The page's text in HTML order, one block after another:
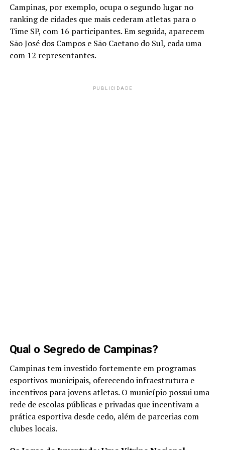
Campinas, por exemplo, ocupa o segundo lugar no
ranking de cidades que mais cederam atletas para o
Time SP, com 16 participantes. Em seguida, aparecem
São José dos Campos e São Caetano do Sul, cada uma
com 12 representantes.
PUBLICIDADE
Qual o Segredo de Campinas?
Campinas tem investido fortemente em programas
esportivos municipais, oferecendo infraestrutura e
incentivos para jovens atletas. O município possui uma
rede de escolas públicas e privadas que incentivam a
prática esportiva desde cedo, além de parcerias com
clubes locais.